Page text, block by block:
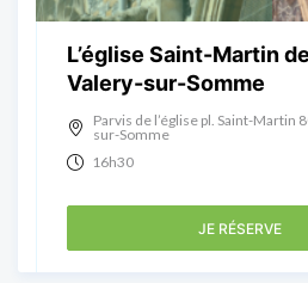
L’église Saint-Martin
Valery-sur-Somme
Parvis de l’église pl. Saint-Martin
sur-Somme
16h30
JE RÉSERVE